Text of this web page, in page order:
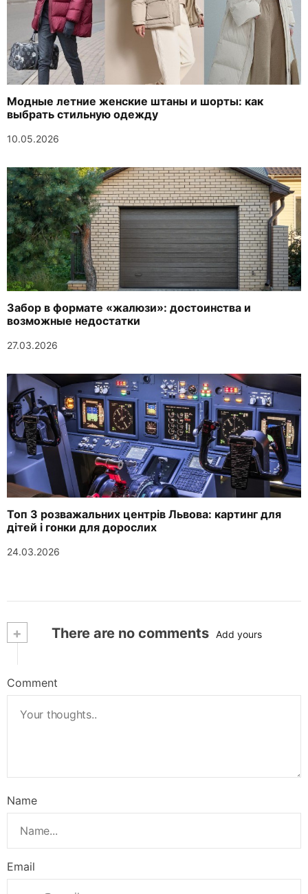
Модные летние женские штаны и шорты: как
выбрать стильную одежду
10.05.2026
Забор в формате «жалюзи»: достоинства и
возможные недостатки
27.03.2026
Топ 3 розважальних центрів Львова: картинг для
дітей і гонки для дорослих
24.03.2026
+ There are no comments Add yours
Comment
Name
Email